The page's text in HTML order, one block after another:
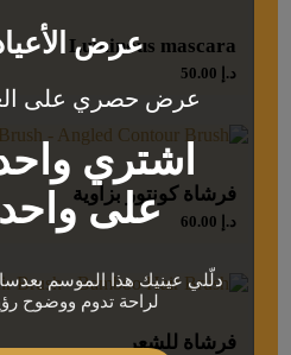
Luminous mascara
د.إ
فرشاة كونتور بزاوية
د.إ
فرشاة للشعر
عرض
عرض حصري على
اشتري
على
دلّلي عينيك هذا الموسم
لراحة تدوم ووضوح